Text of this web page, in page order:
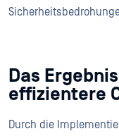
Das
effizientere
Durch die